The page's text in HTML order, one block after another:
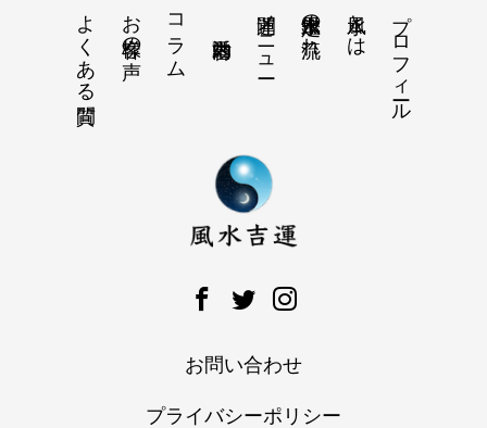
プロフィール
風水とは
風水鑑定の流れ
開運メニュー
コラム
お客様の声
よくある質問
お問い合わせ
プライバシーポリシー